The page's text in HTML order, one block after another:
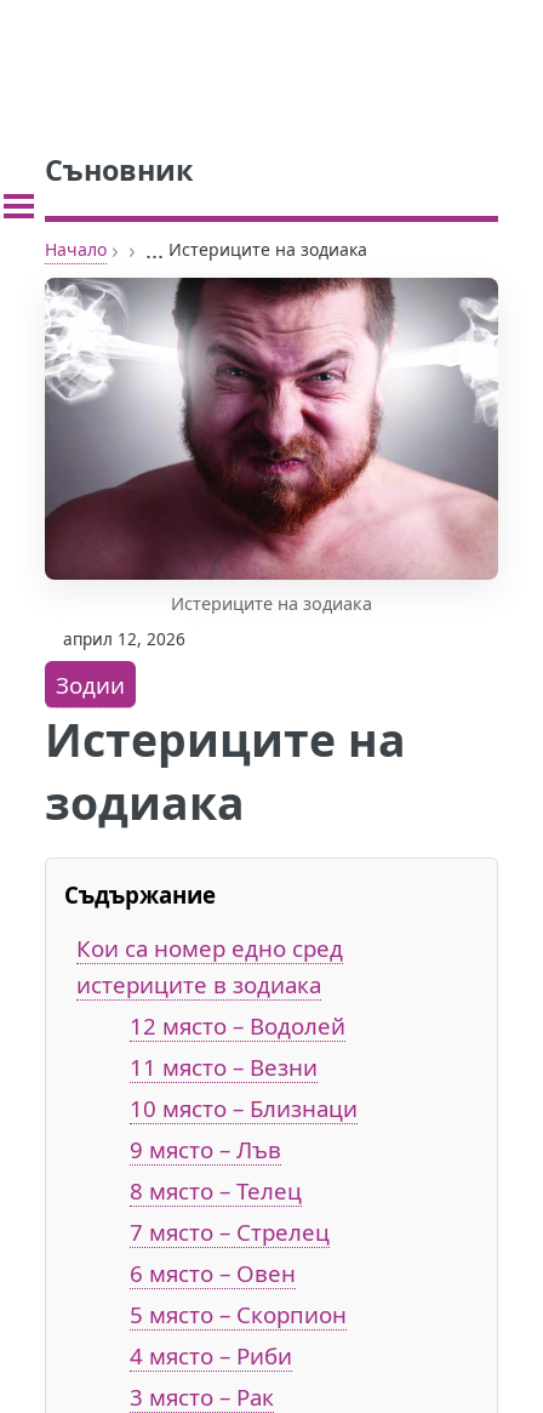
Съновник
Начало › › ... Истериците на зодиака
Истериците на зодиака
април 12, 2026
Зодии
Истериците на
зодиака
Съдържание
Кои са номер едно сред
истериците в зодиака
12 място – Водолей
11 място – Везни
10 място – Близнаци
9 място – Лъв
8 място – Телец
7 място – Стрелец
6 място – Овен
5 място – Скорпион
4 място – Риби
3 място – Рак